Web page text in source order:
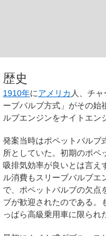
歴史
1910年にアメリカ 人、チ
ーブバルブ方式」がその始
ルブエンジンをナイトエン
発案当時はポペットバルブ
所としていた。初期のポペ
吸排気効率が良いとは言え
ル消費もスリーブバルブエ
で、ポペットバルブの欠点
ブが歓迎されたのである。
っぱら高級乗用車に限られ